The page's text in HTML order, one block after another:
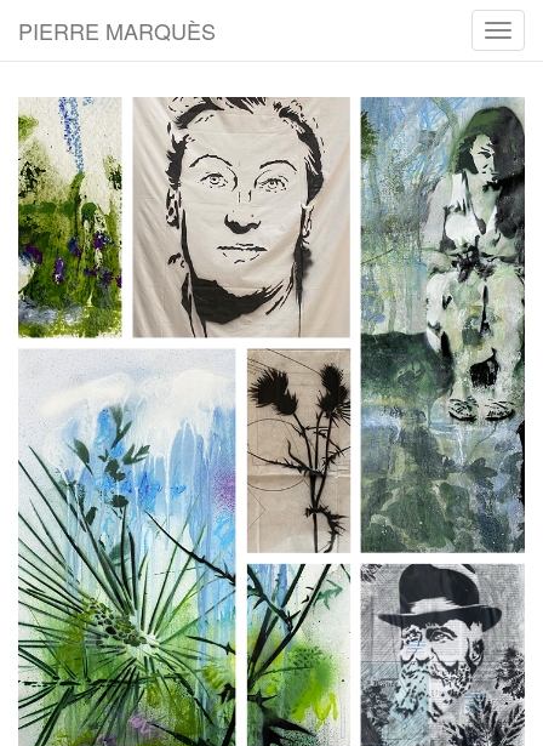
PIERRE MARQUÈS